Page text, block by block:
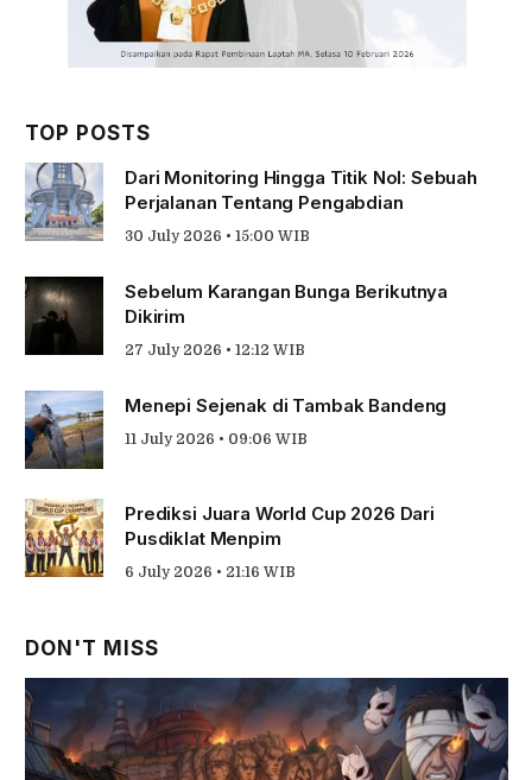
TOP POSTS
Dari Monitoring Hingga Titik Nol: Sebuah
Perjalanan Tentang Pengabdian
30 July 2026 • 15:00 WIB
Sebelum Karangan Bunga Berikutnya
Dikirim
27 July 2026 • 12:12 WIB
Menepi Sejenak di Tambak Bandeng
11 July 2026 • 09:06 WIB
Prediksi Juara World Cup 2026 Dari
Pusdiklat Menpim
6 July 2026 • 21:16 WIB
DON'T MISS